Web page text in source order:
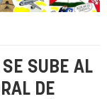
SUBE AL
DE